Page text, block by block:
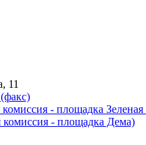
11
- площадка
- площадка Дема)